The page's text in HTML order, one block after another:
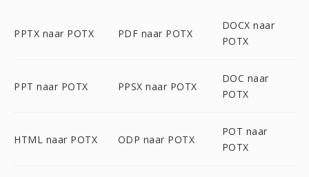
PPTX naar POTX PDF naar POTX
DOCX naar
POTX
PPT naar POTX PPSX naar POTX
DOC naar
POTX
HTML naar POTX ODP naar POTX
POT naar
POTX